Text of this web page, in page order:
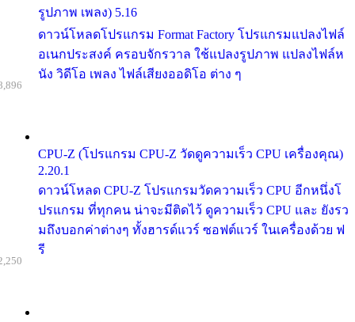
รูปภาพ เพลง) 5.16
ดาวน์โหลดโปรแกรม Format Factory โปรแกรมแปลงไฟล์
อเนกประสงค์ ครอบจักรวาล ใช้แปลงรูปภาพ แปลงไฟล์ห
นัง วิดีโอ เพลง ไฟล์เสียงออดิโอ ต่าง ๆ
CPU-Z (โปรแกรม CPU-Z วัดดูความเร็ว CPU เครื่องคุณ)
2.20.1
ดาวน์โหลด CPU-Z โปรแกรมวัดความเร็ว CPU อีกหนึ่งโ
ปรแกรม ที่ทุกคน น่าจะมีติดไว้ ดูความเร็ว CPU และ ยังรว
มถึงบอกค่าต่างๆ ทั้งฮารด์แวร์ ซอฟต์แวร์ ในเครื่องด้วย ฟ
รี